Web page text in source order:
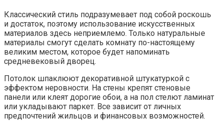
Классический стиль подразумевает под собой роскошь
и достаток, поэтому использование искусственных
материалов здесь неприемлемо. Только натуральные
материалы смогут сделать комнату по-настоящему
великим местом, которое будет напоминать
средневековый дворец.
Потолок шпаклюют декоративной штукатуркой с
эффектом неровности. На стены крепят стеновые
панели или клеят дорогие обои, а на пол стелют ламинат
или укладывают паркет. Все зависит от личных
предпочтений жильцов и финансовых возможностей.